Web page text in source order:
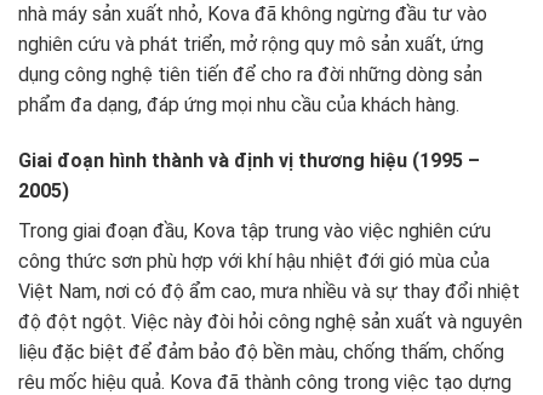
nhà máy sản xuất nhỏ, Kova đã không ngừng đầu tư vào
nghiên cứu và phát triển, mở rộng quy mô sản xuất, ứng
dụng công nghệ tiên tiến để cho ra đời những dòng sản
phẩm đa dạng, đáp ứng mọi nhu cầu của khách hàng.
Giai đoạn hình thành và định vị thương hiệu (1995 –
2005)
Trong giai đoạn đầu, Kova tập trung vào việc nghiên cứu
công thức sơn phù hợp với khí hậu nhiệt đới gió mùa của
Việt Nam, nơi có độ ẩm cao, mưa nhiều và sự thay đổi nhiệt
độ đột ngột. Việc này đòi hỏi công nghệ sản xuất và nguyên
liệu đặc biệt để đảm bảo độ bền màu, chống thấm, chống
rêu mốc hiệu quả. Kova đã thành công trong việc tạo dựng